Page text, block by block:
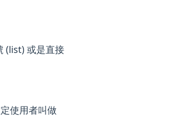
(list) 或是直接
使用者叫做